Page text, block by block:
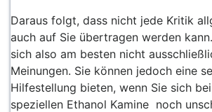
Daraus folgt, dass nicht jede Kritik
auch auf Sie übertragen werden
sich also am besten nicht
Meinungen. Sie können jedoch eine
Hilfestellung bieten, wenn Sie sich
speziellen Ethanol Kamine noch